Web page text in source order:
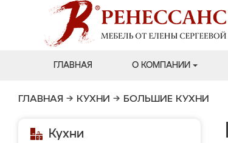
ГЛАВНАЯ О КОМПАНИИ
ГЛАВНАЯ → КУХНИ → БОЛЬШИЕ КУХНИ
Кухни